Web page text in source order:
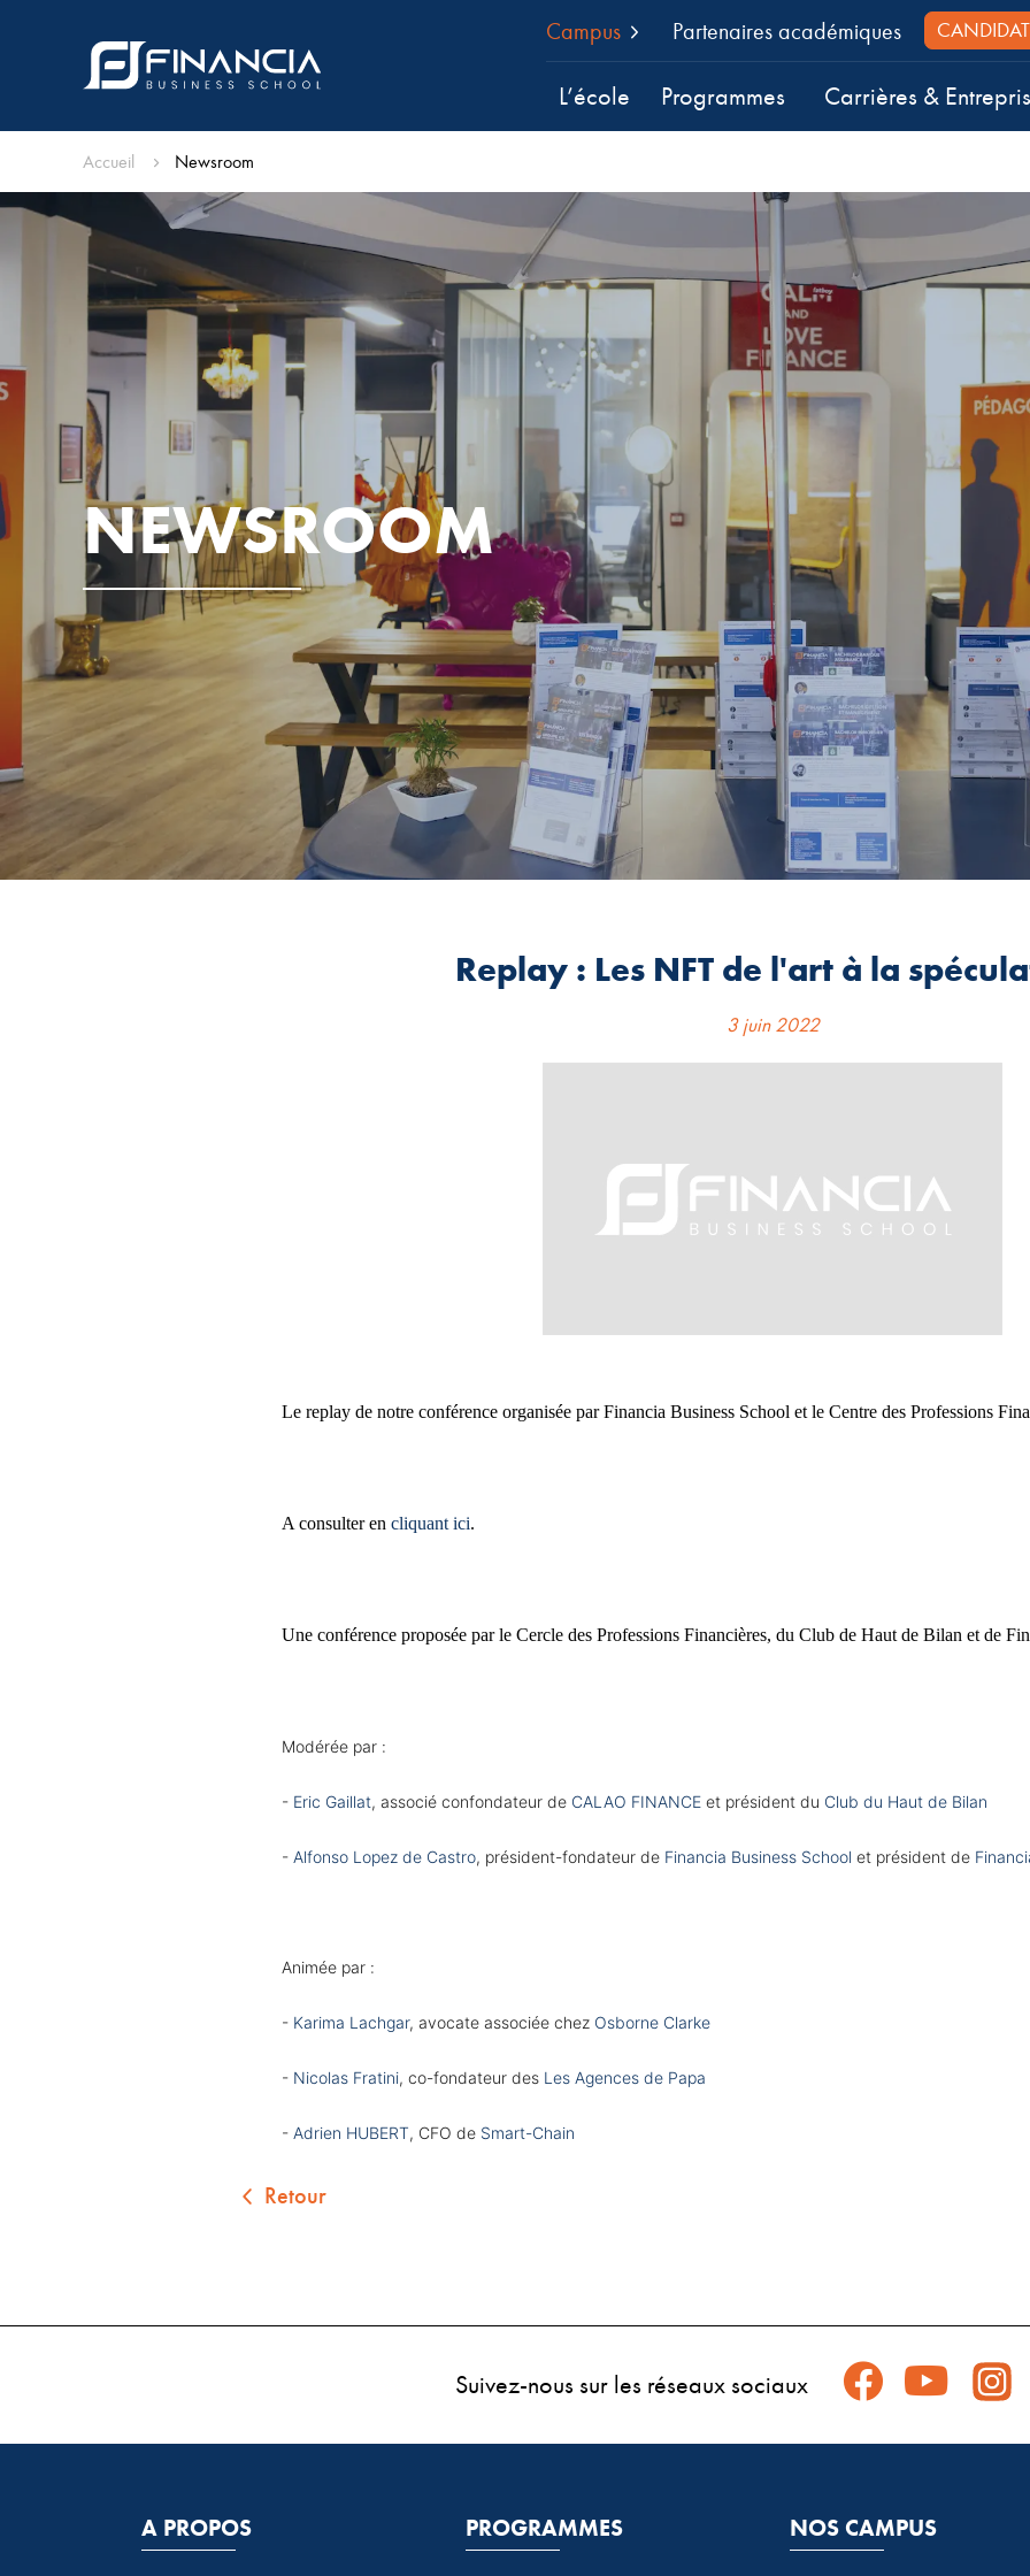
Campus Partenaires académiques
L’école Programmes Carrières &
Accueil Newsroom
NEWSROOM
Replay : Les NFT de l'art à la
3 juin 2022
Le replay de notre conférence organisée par Financia Business School et le Centre des Professions
A consulter en cliquant ici.
Une conférence proposée par le Cercle des Professions Financières, du Club de Haut de Bilan et de
Modérée par :
- Eric Gaillat, associé confondateur de CALAO FINANCE et président du Club du Haut de Bilan
- Alfonso Lopez de Castro, président-fondateur de Financia Business School et président de
Animée par :
- Karima Lachgar, avocate associée chez Osborne Clarke
- Nicolas Fratini, co-fondateur des Les Agences de Papa
- Adrien HUBERT, CFO de Smart-Chain
Retour
Suivez-nous sur les réseaux sociaux
A PROPOS PROGRAMMES NOS CAMPUS